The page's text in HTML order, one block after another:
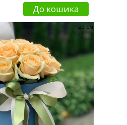
До кошика
20 см